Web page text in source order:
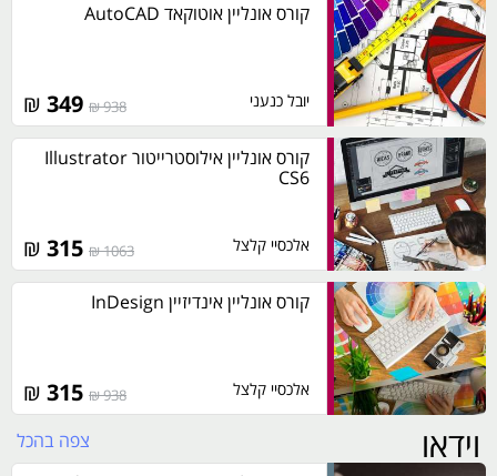
קורס אונליין אוטוקאד AutoCAD
יובל כנעני 938 ₪
₪
קורס אונליין אילוסטרייטור Illustrator
CS6
אלכסיי קלצל 1063 ₪
₪
קורס אונליין אינדיזיין InDesign
אלכסיי קלצל 938 ₪
₪
וידאו
צפה בהכל